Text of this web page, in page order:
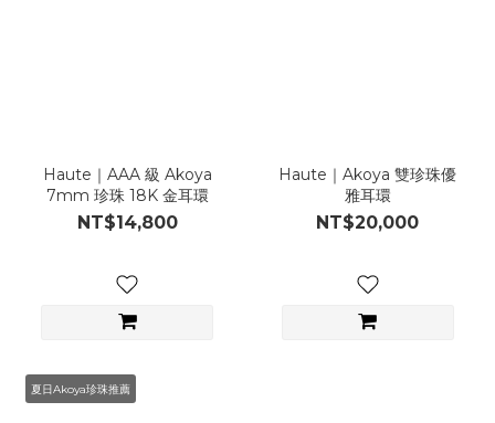
Haute｜AAA 級 Akoya
7mm 珍珠 18K 金耳環
NT$14,800
Haute｜Akoya 雙珍珠優
雅耳環
NT$20,000
夏日Akoya珍珠推薦